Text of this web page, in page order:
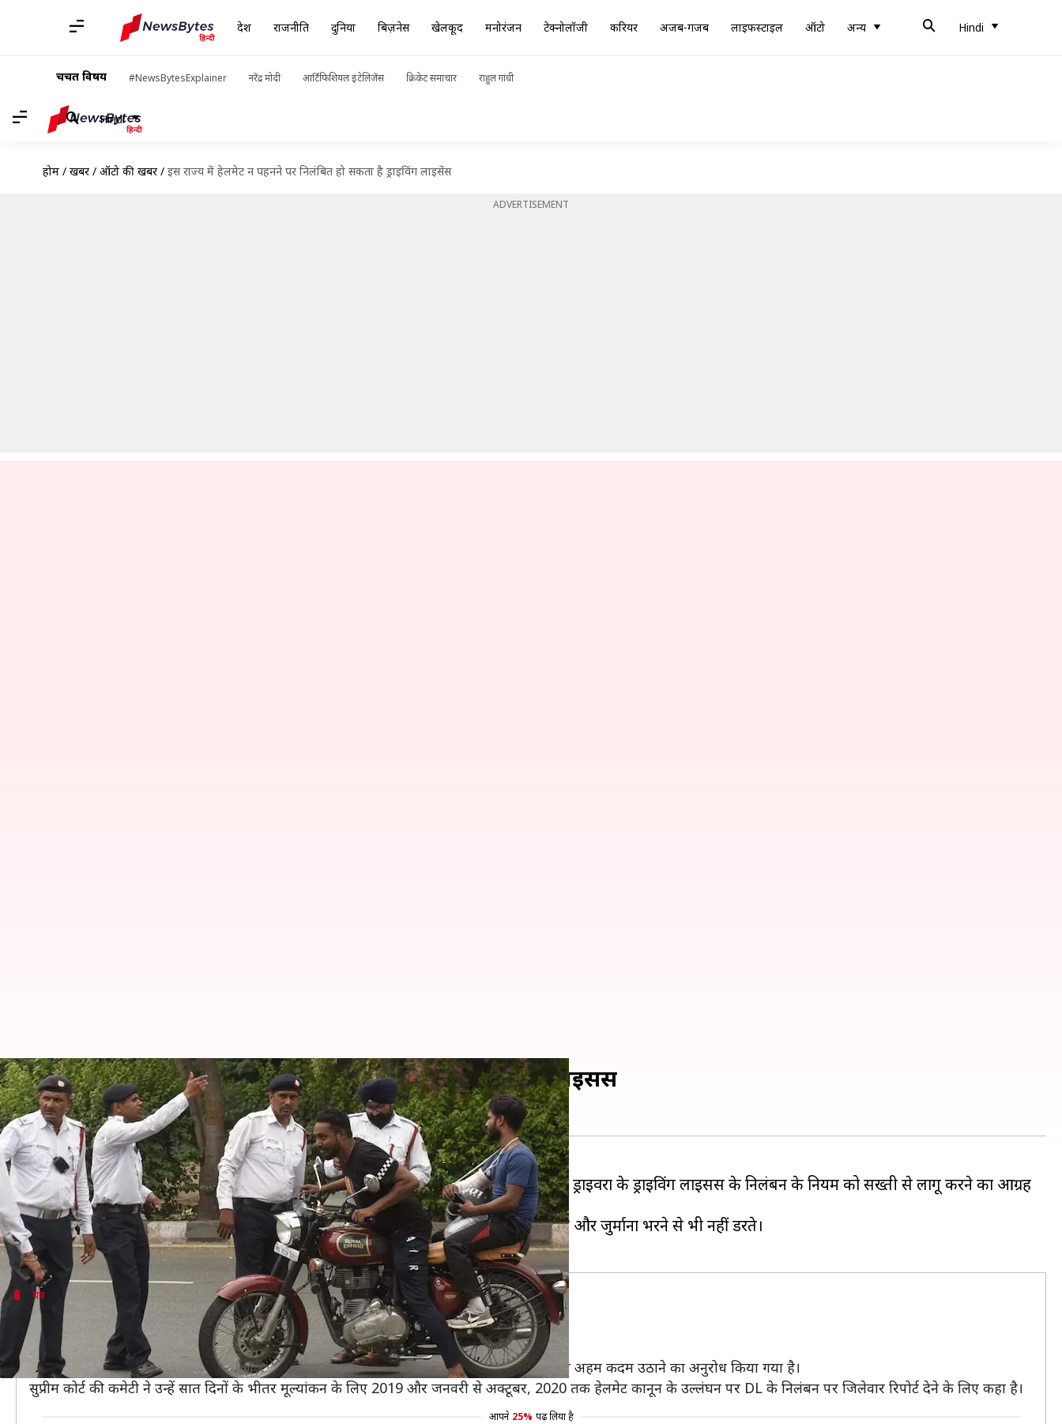
देश राजनीति दुनिया बिज़नेस खेलकूद मनोरंजन टेक्नोलॉजी करियर अजब-गजब लाइफस्टाइल ऑटो अन्य Hindi
चर्चित विषय #NewsBytesExplainer नरेंद्र मोदी आर्टिफिशियल इंटेलिजेंस क्रिकेट समाचार राहुल गांधी
Hindi
होम / खबरें / ऑटो की खबरें / इस राज्य में हेलमेट न पहनने पर निलंबित हो सकता है ड्राइविंग लाइसेंस
ADVERTISEMENT
इस राज्य में हेलमेट न पहनने पर निलंबित हो सकता है ड्राइविंग लाइसेंस
लेखन मोना दीक्षित Nov 23, 2020 10:10 am
क्या है खबर?
ओडिशा सरकार ने राज्य पुलिस और परिवहन आयुक्त से बिना हेलमेट के दोपहिया वाहन चलाने वाले ड्राइवरों के ड्राइविंग लाइसेंस के निलंबन के नियम को सख्ती से लागू करने का आग्रह
किया है।
सुरक्षा को ध्यान में रखते हुए यह फैसला किया गया है। कई लोग परिवहन नियमों का पालन नहीं करते और जुर्माना भरने से भी नहीं डरते।
पत्र
परिवहन विभाग के लिए पत्र
परिवहन विभाग के सचिव एम एस पाढ़ी ने DGP और परिवहन आयुक्त को पत्र लिखा है।
पत्र में उनसे राज्य में बिना हेलमेट के बाइक चलाने वालों के ड्राइविंग लाइसेंस (DL) को निलंबित करने के लिए अहम कदम उठाने का अनुरोध किया गया है।
सुप्रीम कोर्ट की कमेटी ने उन्हें सात दिनों के भीतर मूल्यांकन के लिए 2019 और जनवरी से अक्टूबर, 2020 तक हेलमेट कानून के उल्लंघन पर DL के निलंबन पर जिलेवार रिपोर्ट देने के लिए कहा है।
आपने 25% पढ़ लिया है